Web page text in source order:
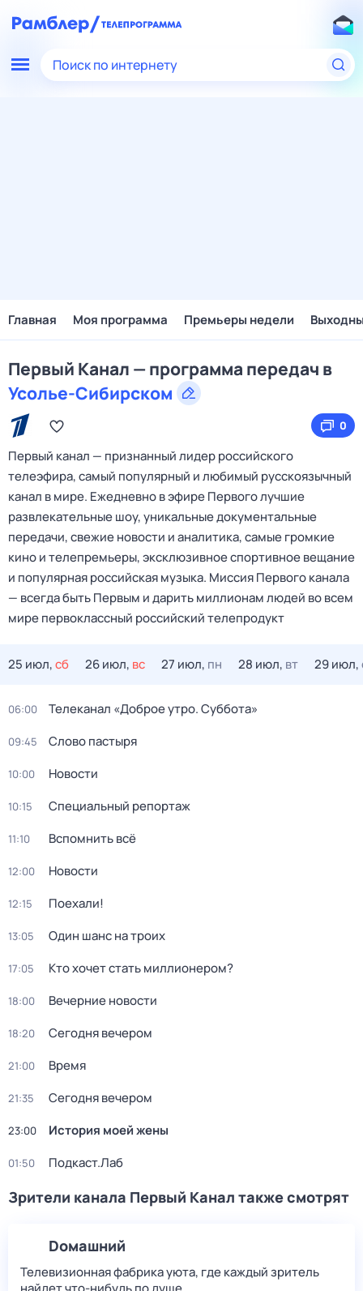
Поиск по интернету
Главная Моя программа Премьеры недели
Первый Канал — программа передач в
Усолье-Сибирском
0
Первый канал — признанный лидер российского
телеэфира, самый популярный и любимый русскоязычный
канал в мире. Ежедневно в эфире Первого лучшие
развлекательные шоу, уникальные документальные
передачи, свежие новости и аналитика, самые громкие
кино и телепремьеры, эксклюзивное спортивное вещание
и популярная российская музыка. Миссия Первого канала
— всегда быть Первым и дарить миллионам людей во всем
мире первоклассный российский телепродукт
25 июл,сб 26 июл, вс 27 июл, пн 28 июл, вт 29 июл,
06:00 Телеканал «Доброе утро. Суббота»
09:45 Слово пастыря
10:00 Новости
10:15 Специальный репортаж
11:10 Вспомнить всё
12:00 Новости
12:15 Поехали!
13:05 Один шанс на троих
17:05 Кто хочет стать миллионером?
18:00 Вечерние новости
18:20 Сегодня вечером
21:00 Время
21:35 Сегодня вечером
23:00 История моей жены
01:50 Подкаст.Лаб
Зрители канала Первый Канал также смотрят
Dомашний
Телевизионная фабрика уюта, где каждый зритель